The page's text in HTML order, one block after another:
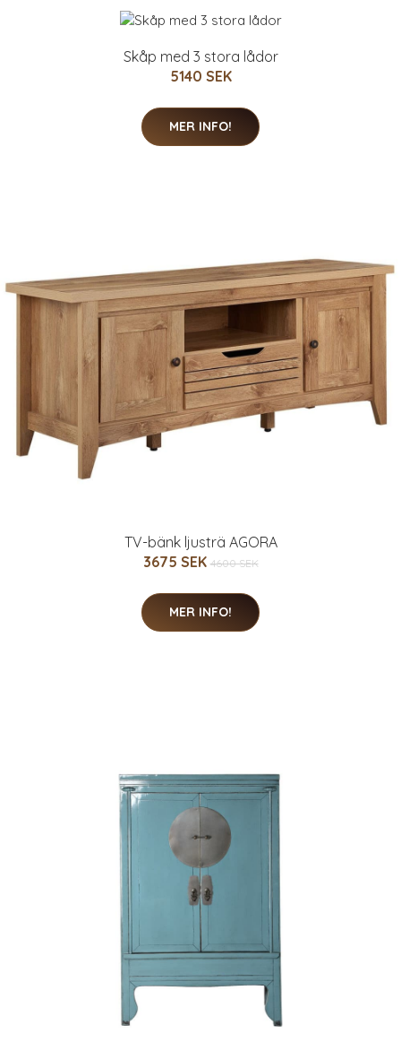
Skåp med 3 stora lådor
5140 SEK
MER INFO!
TV-bänk ljusträ AGORA
3675 SEK 4600 SEK
MER INFO!